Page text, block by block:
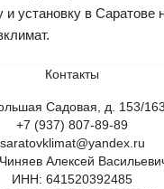
и установку в Саратове
Контакты
Садовая, д. 153/
+7 (937) 807-89-89
saratovklimat@yandex.ru
Алексей
ИНН: 641520392485